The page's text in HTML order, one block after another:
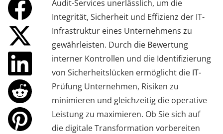
Audit-Services unerlässlich, um die
Integrität, Sicherheit und Effizienz der IT-
Infrastruktur eines Unternehmens zu
gewährleisten. Durch die Bewertung
interner Kontrollen und die Identifizierung
von Sicherheitslücken ermöglicht die IT-
Prüfung Unternehmen, Risiken zu
minimieren und gleichzeitig die operative
Leistung zu maximieren. Ob Sie sich auf
die digitale Transformation vorbereiten